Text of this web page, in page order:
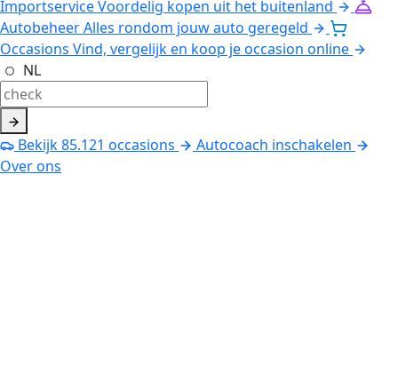
ImportserviceVoordelig kopen uit het buitenland
AutobeheerAlles rondom jouw auto geregeld
Occasions Vind, vergelijk en koop je occasion online
NL
Bekijk85.121 occasions
Autocoach inschakelen
Over ons